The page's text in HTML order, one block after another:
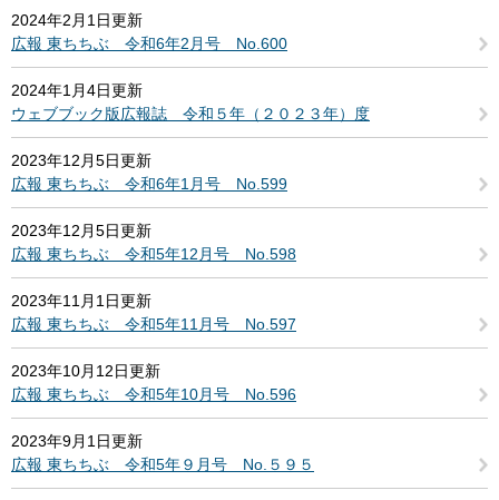
2024年2月1日更新
広報 東ちちぶ 令和6年2月号 No.600
2024年1月4日更新
ウェブブック版広報誌 令和５年（２０２３年）度
2023年12月5日更新
広報 東ちちぶ 令和6年1月号 No.599
2023年12月5日更新
広報 東ちちぶ 令和5年12月号 No.598
2023年11月1日更新
広報 東ちちぶ 令和5年11月号 No.597
2023年10月12日更新
広報 東ちちぶ 令和5年10月号 No.596
2023年9月1日更新
広報 東ちちぶ 令和5年９月号 No.５９５